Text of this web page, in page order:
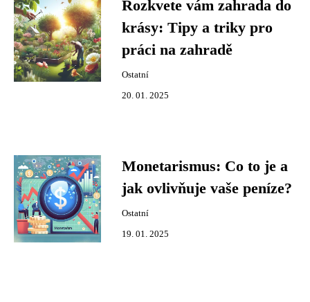
Rozkvete vám zahrada do
krásy: Tipy a triky pro
práci na zahradě
Ostatní
20. 01. 2025
Monetarismus: Co to je a
jak ovlivňuje vaše peníze?
Ostatní
19. 01. 2025